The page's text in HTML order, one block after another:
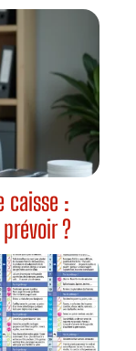
caisse :
?